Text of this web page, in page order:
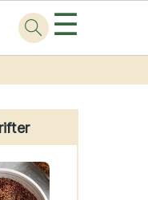
☰